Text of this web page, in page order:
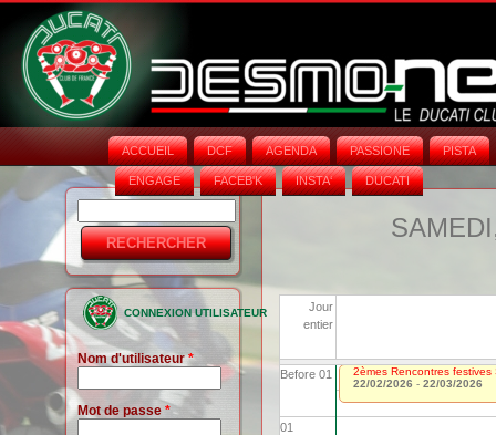
ACCUEIL DCF AGENDA PASSIONE PISTA
ENGAGE FACEB'K INSTA‘ DUCATI
Formulaire
de
recherche
CONNEXION UTILISATEUR
Nom d'utilisateur*
Mot de passe *
Jour
entier
Before 01
01
2èmes Rencontres festives
22/02/2026 - 22/03/2026